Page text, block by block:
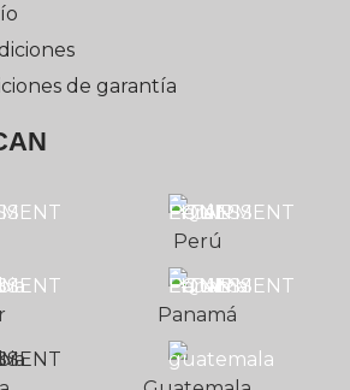
de garantía
Perú
Panamá